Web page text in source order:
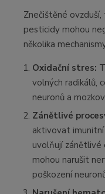
Znečištěné
pesticidy mohou
několika
Oxidační stres:
volných radikálů,
neuronů a
Zánětlivé
aktivovat
uvolňují
mohou narušit
poškození